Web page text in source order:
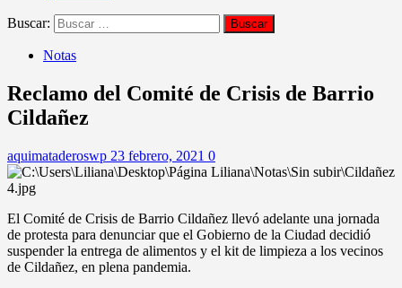
Buscar:
Notas
Reclamo del Comité de Crisis de Barrio
Cildañez
aquimataderoswp 23 febrero, 2021 0
El Comité de Crisis de Barrio Cildañez llevó adelante una jornada
de protesta para denunciar que el Gobierno de la Ciudad decidió
suspender la entrega de alimentos y el kit de limpieza a los vecinos
de Cildañez, en plena pandemia.